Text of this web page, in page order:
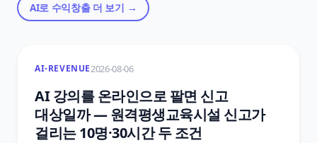
AI로 수익창출더 보기 →
AI-REVENUE2026-08-06
AI 강의를 온라인으로 팔면 신고
대상일까 — 원격평생교육시설 신고가
걸리는 10명·30시간 두 조건